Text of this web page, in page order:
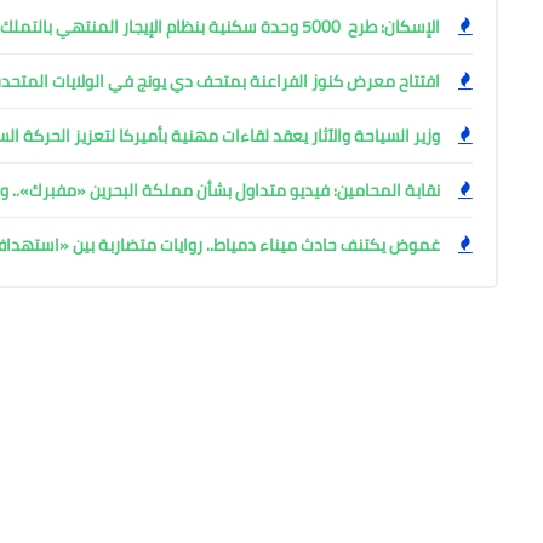
الإسكان: طرح 5000 وحدة سكنية بنظام الإيجار المنتهي بالتملك
افتتاح معرض كنوز الفراعنة بمتحف دي يونج في الولايات
وزير السياحة والآثار يعقد لقاءات مهنية بأميركا لتعزيز الحركة
نقابة المحامين: فيديو متداول بشأن مملكة البحرين «مفبرك»..
غموض يكتنف حادث ميناء دمياط.. روايات متضاربة بين